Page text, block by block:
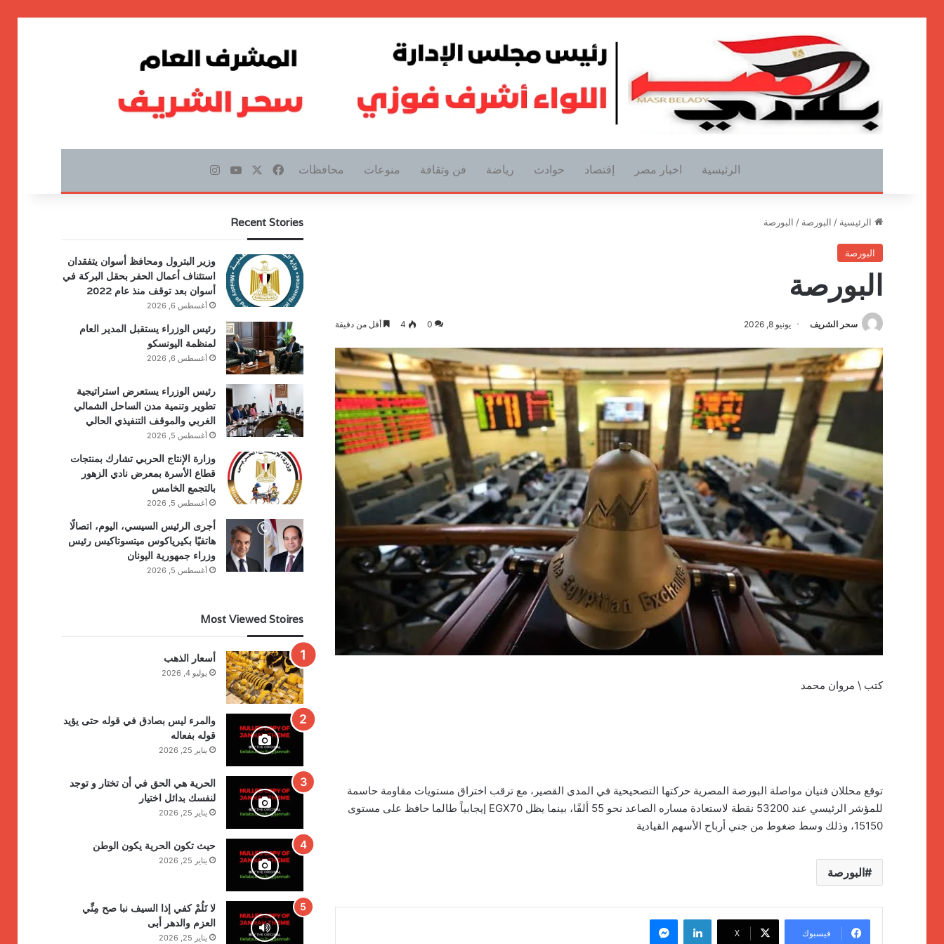
الرئيسية اخبار مصر إقتصاد حوادث رياضة فن وثقافة منوعات محافظات فيسبوك ‫YouTubeانستقرام
الرئيسية / البورصة / البورصة
البورصة
البورصة
سحر الشريف يونيو 8, 2026 0
4 أقل من دقيقة
كتب \ مروان محمد
توقع محللان فنيان مواصلة البورصة المصرية حركتها التصحيحية في المدى القصير، مع ترقب اختراق مستويات مقاومة حاسمة
للمؤشر الرئيسي عند 53200 نقطة لاستعادة مساره الصاعد نحو 55 ألفًا، بينما يظل EGX70 إيجابياً طالما حافظ على مستوى
15150، وذلك وسط ضغوط من جني أرباح الأسهم القيادية
البورصة
فيسبوك ‫X
لينكدإن ماسنجر
Recent Stories
وزير البترول ومحافظ أسوان يتفقدان
استئناف أعمال الحفر بحقل البركة في
أسوان بعد توقف منذ عام 2022
أغسطس 6, 2026
رئيس الوزراء يستقبل المدير العام
لمنظمة اليونسكو
أغسطس 6, 2026
رئيس الوزراء يستعرض استراتيجية
تطوير وتنمية مدن الساحل الشمالي
الغربي والموقف التنفيذي الحالي
أغسطس 5, 2026
وزارة الإنتاج الحربي تشارك بمنتجات
قطاع الأسرة بمعرض نادي الزهور
بالتجمع الخامس
أغسطس 5, 2026
أجرى الرئيس السيسي، اليوم، اتصالًا
هاتفيًا بكيرياكوس ميتسوتاكيس رئيس
وزراء جمهورية اليونان
أغسطس 5, 2026
Most Viewed Stoires
أسعار الذهب
يوليو 4, 2026
والمرء ليس بصادق في قوله حتى يؤيد
قوله بفعاله
يناير 25, 2026
الحرية هي الحق في أن تختار و توجد
لنفسك بدائل اختيار
يناير 25, 2026
حيث تكون الحرية يكون الوطن
يناير 25, 2026
لا تَلُمْ كفي إذا السيف نبا صح مِنِّي
العزم والدهر أبى
يناير 25, 2026